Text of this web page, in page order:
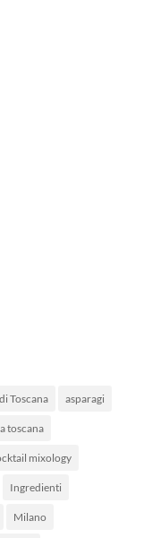
Toscana asparagi
toscana
mixology
Ingredienti
Milano